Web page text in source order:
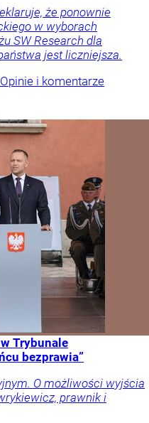
że ponownie
w wyborach
SW Research dla
jest liczniejsza.
Opinie i komentarze
Trybunale
bezprawia”
O możliwości wyjścia
prawnik i